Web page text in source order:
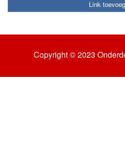
Link
Copyright © 2023